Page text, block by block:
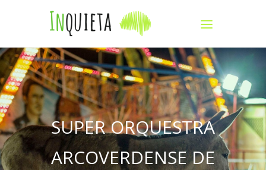
SUPER ORQUESTRA
ARCOVERDENSE DE